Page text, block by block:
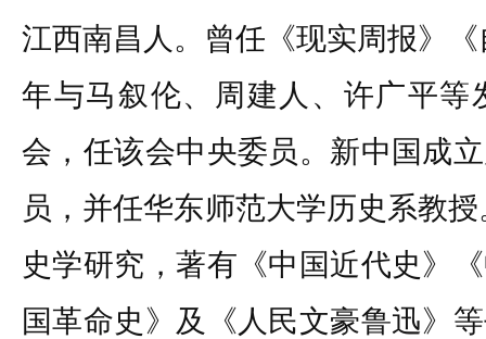
江西南昌人。曾任《现实周报》
年与马叙伦、周建人、许广平等
会，任该会中央委员。新中国成
员，并任华东师范大学历史系教
史学研究，著有《中国近代史》
国革命史》及《人民文豪鲁迅》